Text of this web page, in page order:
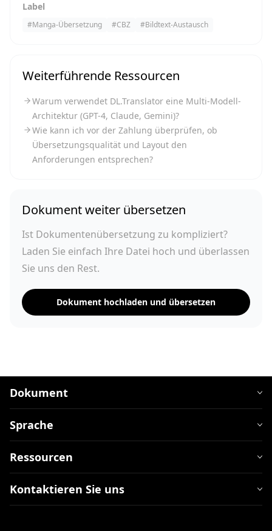
Label
#Manga-Übersetzung #CBZ #Bildtext-Austausch
Weiterführende Ressourcen
Warum verwendet DL.Translator eine Multi-Modell-
Architektur (GPT-4, Claude, Gemini)?
Wie kann ich vor der Zahlung überprüfen, ob
Übersetzungsqualität und Layout den
Anforderungen entsprechen?
Dokument weiter übersetzen
Ist Dokumentenübersetzung zu kompliziert?
Laden Sie einfach Ihre Datei hoch und überlassen
Sie uns den Rest.
Dokument hochladen und übersetzen
Dokument
Sprache
Ressourcen
Kontaktieren Sie uns